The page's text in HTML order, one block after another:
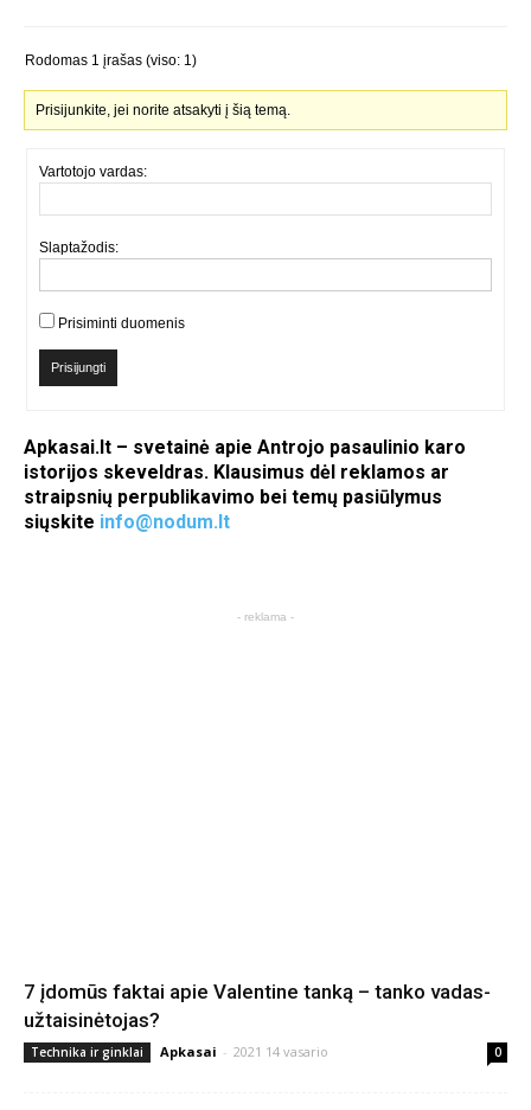
Rodomas 1 įrašas (viso: 1)
Prisijunkite, jei norite atsakyti į šią temą.
Vartotojo vardas:
Slaptažodis:
Prisiminti duomenis
Prisijungti
Apkasai.lt – svetainė apie Antrojo pasaulinio karo
istorijos skeveldras. Klausimus dėl reklamos ar
straipsnių perpublikavimo bei temų pasiūlymus
siųskite info@nodum.lt
- reklama -
7 įdomūs faktai apie Valentine tanką – tanko vadas-
užtaisinėtojas?
Technika ir ginklai Apkasai - 2021 14 vasario 0